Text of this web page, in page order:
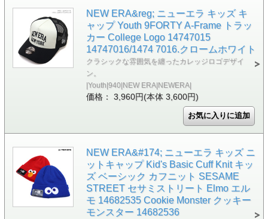
NEW ERA&reg; ニューエラ キッズ キ
ャップ Youth 9FORTY A-Frame トラッ
カー College Logo 14747015
14747016/1474 7016.クロームホワイト
クラシックな雰囲気を纏ったカレッジロゴデザイ
ン。
|Youth|940|NEW ERA|NEWERA|
価格： 3,960円(本体 3,600円)
NEW ERA&#174; ニューエラ キッズ ニ
ットキャップ Kid's Basic Cuff Knit キッ
ズ ベーシック カフニット SESAME
STREET セサミストリート Elmo エル
モ 14682535 Cookie Monster クッキー
モンスター 14682536